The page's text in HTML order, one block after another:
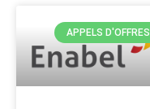
APPELS D'OFFRES